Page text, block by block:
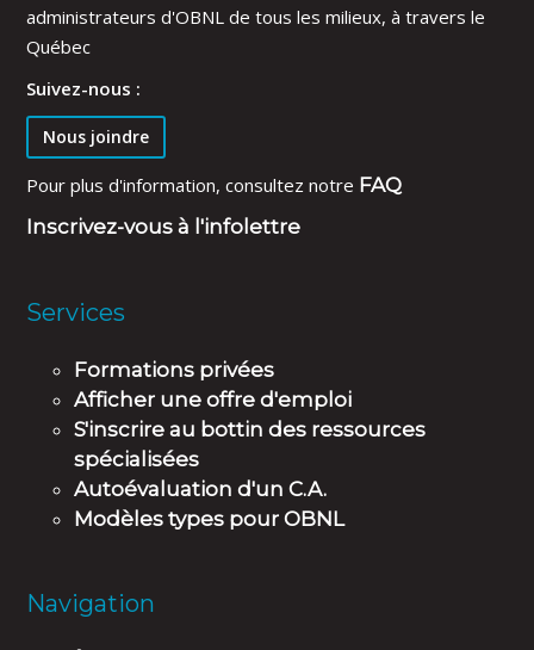
administrateurs d'OBNL de tous les milieux, à travers le
Québec
Suivez-nous :
Nous joindre
Pour plus d'information, consultez notre FAQ
Inscrivez-vous à l'infolettre
Services
Formations privées
Afficher une offre d'emploi
S'inscrire au bottin des ressources
spécialisées
Autoévaluation d'un C.A.
Modèles types pour OBNL
Navigation